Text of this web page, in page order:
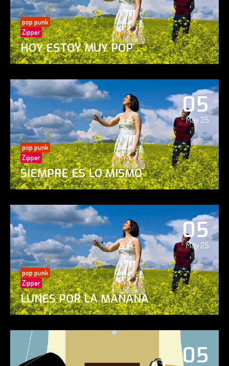
pop punk
Zipper
HOY ESTOY MUY POP
05
May 25
pop punk
Zipper
SIEMPRE ES LO MISMO
05
May 25
pop punk
Zipper
LUNES POR LA MAÑANA
05